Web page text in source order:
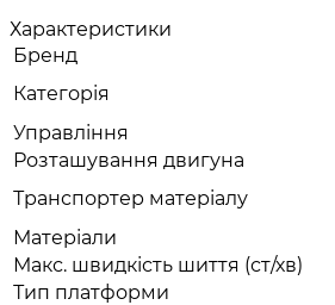
Характеристики
Бренд
Категорія
Управління
Розташування двигуна
Транспортер матеріалу
Матеріали
Макс. швидкість шиття (ст/хв)
Тип платформи